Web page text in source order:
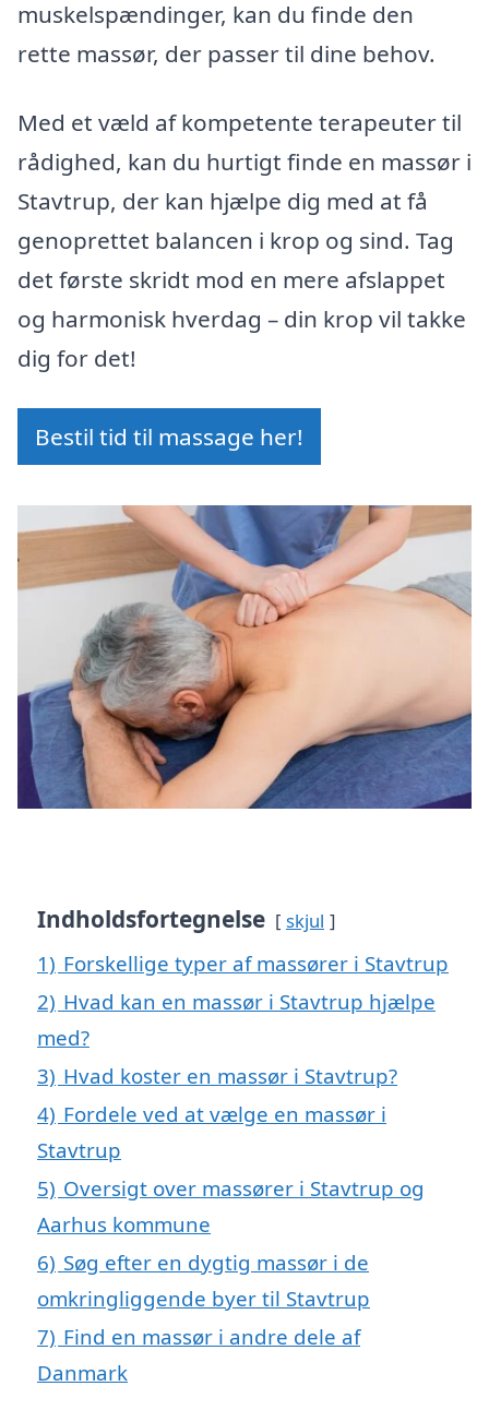
muskelspændinger, kan du finde den
rette massør, der passer til dine behov.
Med et væld af kompetente terapeuter til
rådighed, kan du hurtigt finde en massør i
Stavtrup, der kan hjælpe dig med at få
genoprettet balancen i krop og sind. Tag
det første skridt mod en mere afslappet
og harmonisk hverdag – din krop vil takke
dig for det!
Bestil tid til massage her!
Indholdsfortegnelse skjul
1) Forskellige typer af massører i Stavtrup
2) Hvad kan en massør i Stavtrup hjælpe
med?
3) Hvad koster en massør i Stavtrup?
4) Fordele ved at vælge en massør i
Stavtrup
5) Oversigt over massører i Stavtrup og
Aarhus kommune
6) Søg efter en dygtig massør i de
omkringliggende byer til Stavtrup
7) Find en massør i andre dele af
Danmark